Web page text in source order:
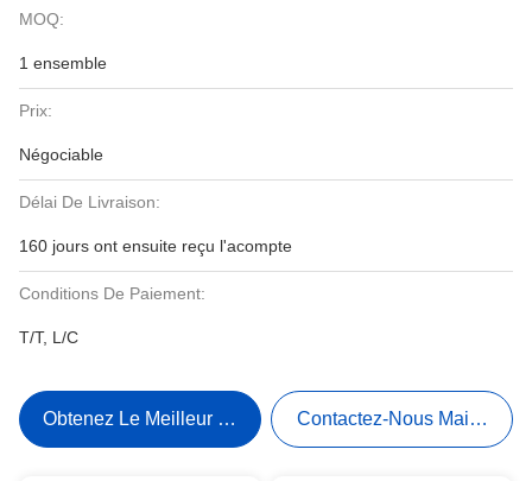
MOQ:
1 ensemble
Prix:
Négociable
Délai De Livraison:
160 jours ont ensuite reçu l'acompte
Conditions De Paiement:
T/T, L/C
Obtenez Le Meilleur Prix Contactez-Nous Maintenant